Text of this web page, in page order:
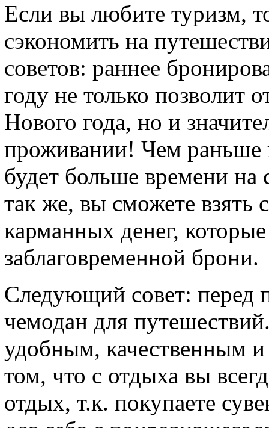
Если вы любите туризм,
сэкономить на
советов: раннее
году не только позволит
Нового года, но и
проживании! Чем раньше
будет больше времени на
так же, вы сможете взять
карманных денег,
заблаговременной брони.
Следующий совет: перед
чемодан для
удобным, качественным
том, что с отдыха вы
отдых, т.к. покупаете